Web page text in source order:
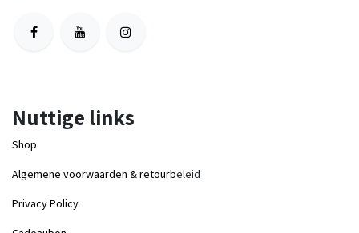
Nuttige links
Shop
Algemene voorwaarden & retourbeleid
Privacy Policy